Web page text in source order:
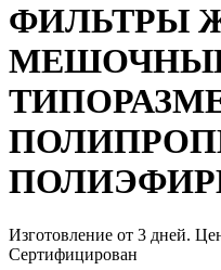
ФИЛЬТРЫ
Изготовление от 3 дней.
Сертифицирован